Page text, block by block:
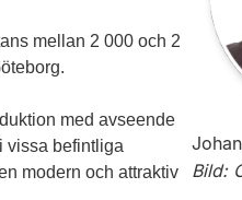
Bild:
mellan 2 000 och 2
med avseende
vissa befintliga
modern och attraktiv